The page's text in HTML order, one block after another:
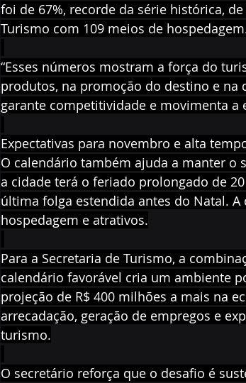
foi de 67%, recorde da série histórica,
Turismo com 109 meios de
“Esses números mostram a força do
produtos, na promoção do destino e na
garante competitividade e movimenta a
Expectativas para novembro e alta
O calendário também ajuda a manter o
a cidade terá o feriado prolongado de
última folga estendida antes do Natal.
hospedagem e atrativos.
Para a Secretaria de Turismo, a
calendário favorável cria um ambiente
projeção de R$ 400 milhões a mais na
arrecadação, geração de empregos e
turismo.
O secretário reforça que o desafio é